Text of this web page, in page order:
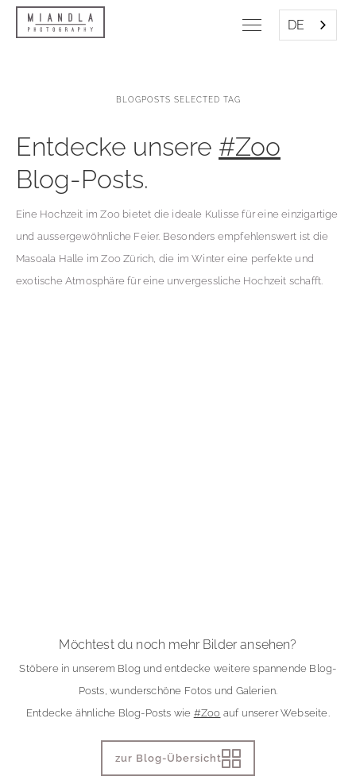
DE
BLOGPOSTS SELECTED TAG
Entdecke unsere #Zoo
Blog-Posts.
Eine Hochzeit im Zoo bietet die ideale Kulisse für eine einzigartige
und aussergewöhnliche Feier. Besonders empfehlenswert ist die
Masoala Halle im Zoo Zürich, die im Winter eine perfekte und
exotische Atmosphäre für eine unvergessliche Hochzeit schafft.
Möchtest du noch mehr Bilder ansehen?
Stöbere in unserem Blog und entdecke weitere spannende Blog-
Posts, wunderschöne Fotos und Galerien.
Entdecke ähnliche Blog-Posts wie #Zoo auf unserer Webseite.
zur Blog-Übersicht